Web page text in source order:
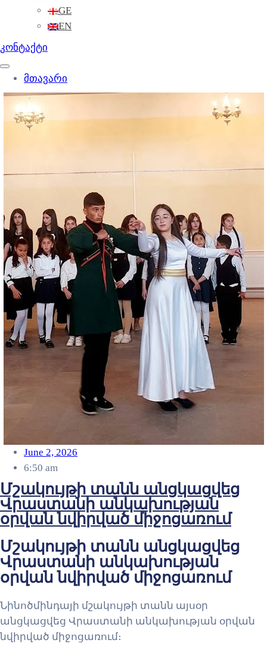
GE
EN
კონტაქტი
მთავარი
June 2, 2026
6:50 am
Մշակույթի տանն անցկացվեց
Վրաստանի անկախության
օրվան նվիրված միջոցառում
Մշակույթի տանն անցկացվեց
Վրաստանի անկախության
օրվան նվիրված միջոցառում
Նինոծմինդայի մշակույթի տանն այսօր
անցկացվեց Վրաստանի անկախության օրվան
նվիրված միջոցառում։